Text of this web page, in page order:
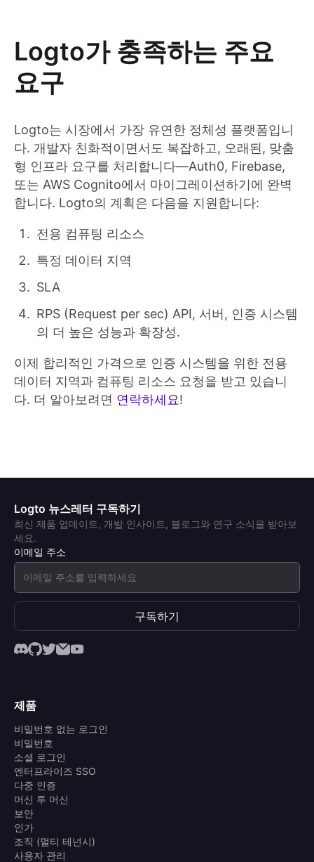
Logto가 충족하는 주요
요구
Logto는 시장에서 가장 유연한 정체성 플랫폼입니
다. 개발자 친화적이면서도 복잡하고, 오래된, 맞춤
형 인프라 요구를 처리합니다—Auth0, Firebase,
또는 AWS Cognito에서 마이그레이션하기에 완벽
합니다. Logto의 계획은 다음을 지원합니다:
전용 컴퓨팅 리소스
특정 데이터 지역
SLA
RPS (Request per sec) API, 서버, 인증 시스템
의 더 높은 성능과 확장성.
이제 합리적인 가격으로 인증 시스템을 위한 전용
데이터 지역과 컴퓨팅 리소스 요청을 받고 있습니
다. 더 알아보려면 연락하세요!
Logto 뉴스레터 구독하기
최신 제품 업데이트, 개발 인사이트, 블로그와 연구 소식을 받아보
세요.
이메일 주소
구독하기
제품
비밀번호 없는 로그인
비밀번호
소셜 로그인
엔터프라이즈 SSO
다중 인증
머신 투 머신
보안
인가
조직 (멀티 테넌시)
사용자 관리